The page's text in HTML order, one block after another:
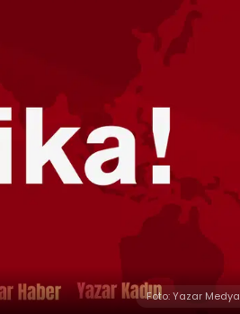
Foto: Yazar Medya